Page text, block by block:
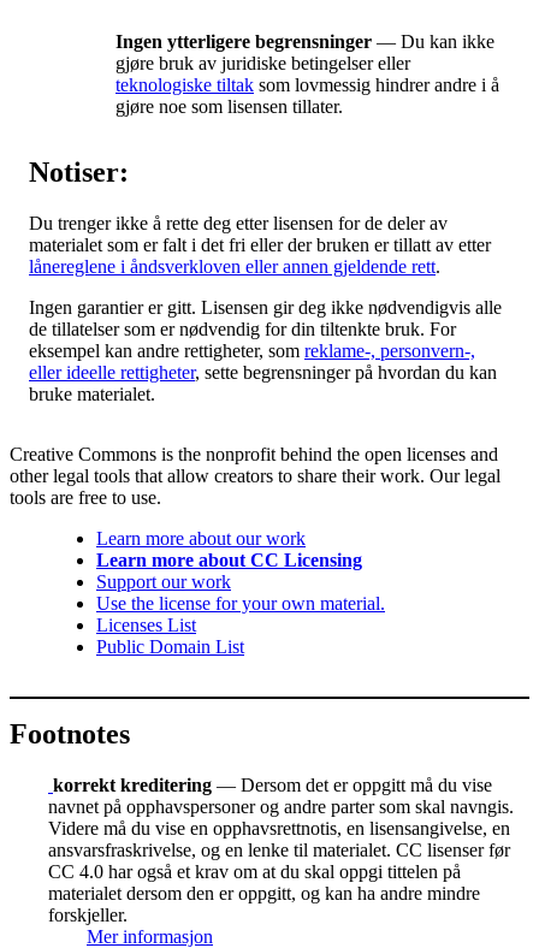
Ingen ytterligere begrensninger — Du kan ikke
gjøre bruk av juridiske betingelser eller
teknologiske tiltak som lovmessig hindrer andre i å
gjøre noe som lisensen tillater.
Notiser:
Du trenger ikke å rette deg etter lisensen for de deler av
materialet som er falt i det fri eller der bruken er tillatt av etter
lånereglene i åndsverkloven eller annen gjeldende rett.
Ingen garantier er gitt. Lisensen gir deg ikke nødvendigvis alle
de tillatelser som er nødvendig for din tiltenkte bruk. For
eksempel kan andre rettigheter, som reklame-, personvern-,
eller ideelle rettigheter, sette begrensninger på hvordan du kan
bruke materialet.
Creative Commons is the nonprofit behind the open licenses and
other legal tools that allow creators to share their work. Our legal
tools are free to use.
Learn more about our work
Learn more about CC Licensing
Support our work
Use the license for your own material.
Licenses List
Public Domain List
Footnotes
korrekt kreditering — Dersom det er oppgitt må du vise
navnet på opphavspersoner og andre parter som skal navngis.
Videre må du vise en opphavsrettnotis, en lisensangivelse, en
ansvarsfraskrivelse, og en lenke til materialet. CC lisenser før
CC 4.0 har også et krav om at du skal oppgi tittelen på
materialet dersom den er oppgitt, og kan ha andre mindre
forskjeller.
Mer informasjon